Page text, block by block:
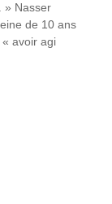
» Nasser
de 10 ans
avoir agi